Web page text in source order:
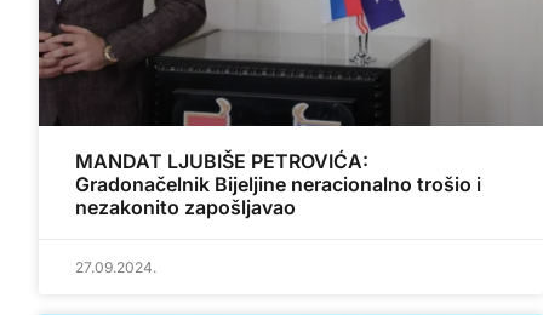
MANDAT LJUBIŠE PETROVIĆA:
Gradonačelnik Bijeljine neracionalno trošio i
nezakonito zapošljavao
27.09.2024.